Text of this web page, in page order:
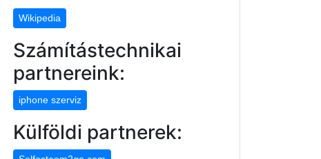
Wikipedia
Számítástechnikai
partnereink:
iphone szerviz
Külföldi partnerek: